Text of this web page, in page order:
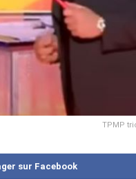
TPMP
sur Facebook